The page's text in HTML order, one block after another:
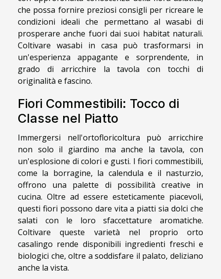
che possa fornire preziosi consigli per ricreare le
condizioni ideali che permettano al wasabi di
prosperare anche fuori dai suoi habitat naturali.
Coltivare wasabi in casa può trasformarsi in
un'esperienza appagante e sorprendente, in
grado di arricchire la tavola con tocchi di
originalità e fascino.
Fiori Commestibili: Tocco di
Classe nel Piatto
Immergersi nell'ortofloricoltura può arricchire
non solo il giardino ma anche la tavola, con
un'esplosione di colori e gusti. I fiori commestibili,
come la borragine, la calendula e il nasturzio,
offrono una palette di possibilità creative in
cucina. Oltre ad essere esteticamente piacevoli,
questi fiori possono dare vita a piatti sia dolci che
salati con le loro sfaccettature aromatiche.
Coltivare queste varietà nel proprio orto
casalingo rende disponibili ingredienti freschi e
biologici che, oltre a soddisfare il palato, deliziano
anche la vista.